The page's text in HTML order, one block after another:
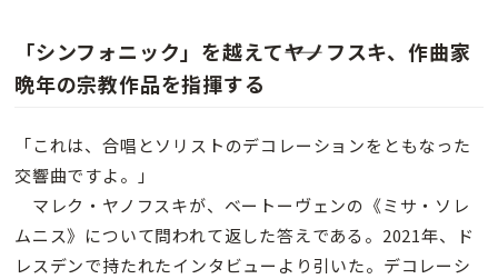
「シンフォニック」を越えて――ヤノフスキ、作曲家
晩年の宗教作品を指揮する
「これは、合唱とソリストのデコレーションをともなった
交響曲ですよ。」
マレク・ヤノフスキが、ベートーヴェンの《ミサ・ソレ
ムニス》について問われて返した答えである。2021年、ド
レスデンで持たれたインタビューより引いた。デコレーシ